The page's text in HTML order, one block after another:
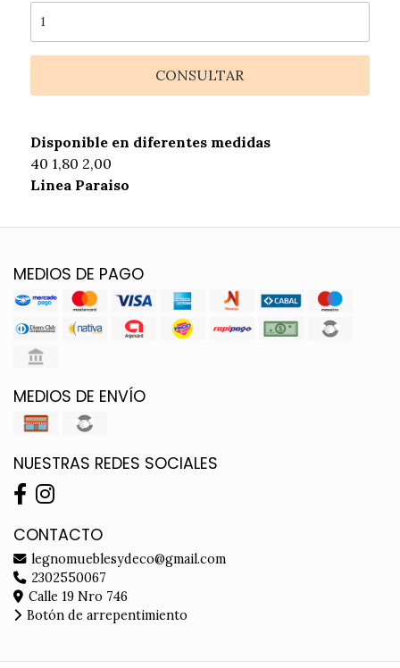
CONSULTAR
Disponible en diferentes medidas
40 1,80 2,00
Linea Paraiso
MEDIOS DE PAGO
MEDIOS DE ENVÍO
NUESTRAS REDES SOCIALES
CONTACTO
legnomueblesydeco@gmail.com
2302550067
Calle 19 Nro 746
Botón de arrepentimiento